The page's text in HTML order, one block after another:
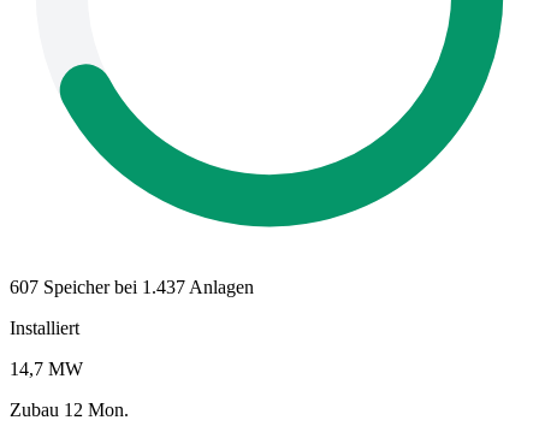
607 Speicher bei 1.437 Anlagen
Installiert
14,7 MW
Zubau 12 Mon.